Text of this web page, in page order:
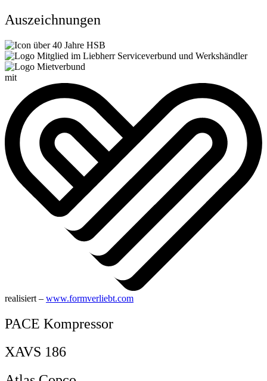
Auszeichnungen
mit
realisiert – www.formverliebt.com
PACE Kompressor
XAVS 186